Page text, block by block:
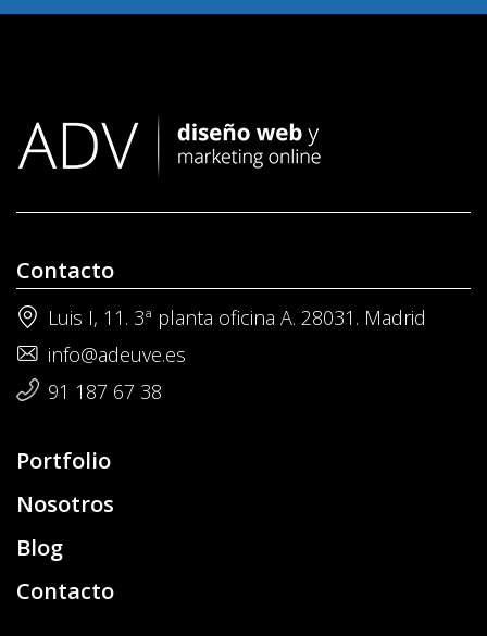
Contacto
Luis I, 11. 3ª planta oficina A. 28031. Madrid
info@adeuve.es
91 187 67 38
Portfolio
Nosotros
Blog
Contacto